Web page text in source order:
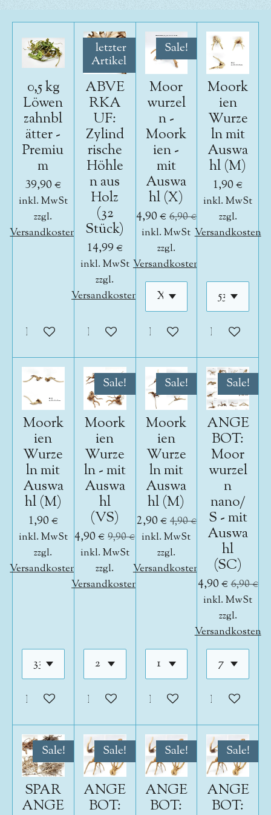
0,5 kg
Löwen
zahnbl
ätter -
Premiu
m
39,90 €
inkl. MwSt
zzgl.
Versandkosten
In den Warenkorb
letzter
Artikel
ABVE
RKA
UF:
Zylind
rische
Höhle
n aus
Holz
(32
Stück)
14,99 €
inkl. MwSt
zzgl.
Versandkosten
In den Warenkorb
Sale!
Moor
wurzel
n -
Moork
ien -
mit
Auswa
hl (X)
4,90 € 6,90 €
inkl. MwSt
zzgl.
Versandkosten
In den Warenkorb
Moork
ien
Wurze
ln mit
Auswa
hl (M)
1,90 €
inkl. MwSt
zzgl.
Versandkosten
In den
Moork
ien
Wurze
ln mit
Auswa
hl (M)
1,90 €
inkl. MwSt
zzgl.
Versandkosten
In den Warenkorb
Sale!
Moork
ien
Wurze
ln - mit
Auswa
hl
(VS)
4,90 € 9,90 €
inkl. MwSt
zzgl.
Versandkosten
In den Warenkorb
Sale!
Moork
ien
Wurze
ln mit
Auswa
hl (M)
2,90 € 4,90 €
inkl. MwSt
zzgl.
Versandkosten
In den Warenkorb
Sale!
ANGE
BOT:
Moor
wurzel
n
nano/
S - mit
Auswa
hl
(SC)
4,90 €6,90 €
inkl. MwSt
zzgl.
Versandkosten
In den
Sale!
SPAR
ANGE
Sale!
ANGE
BOT:
Sale!
ANGE
BOT:
Sale!
ANGE
BOT: